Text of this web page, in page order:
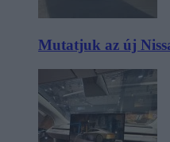
Mutatjuk az új